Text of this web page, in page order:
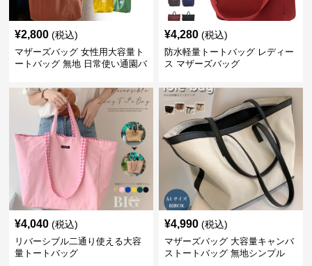
¥2,800 (税込)
マザーズバッグ 女性用大容量ト
ートバッグ 無地 日常使い通園バ
¥4,280 (税込)
防水軽量トートバッグ レディー
ス マザーズバッグ
¥4,040 (税込)
リバーシブル二通り使える大容
量トートバッグ
¥4,990 (税込)
マザーズバッグ 大容量キャンバ
ストートバッグ 無地シンプル